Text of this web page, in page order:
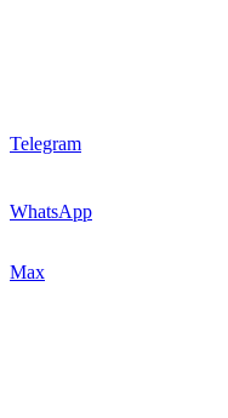
Telegram
WhatsApp
Max